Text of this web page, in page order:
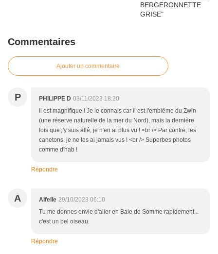
Commentaires
Ajouter un commentaire
P PHILIPPE D 03/11/2023 18:20
Il est magnifique ! Je le connais car il est l'emblême du Zwin
(une réserve naturelle de la mer du Nord), mais la dernière
fois que j'y suis allé, je n'en ai plus vu ! <br /> Par contre, les
canetons, je ne les ai jamais vus ! <br /> Superbes photos
comme d'hab !
Répondre
A Aifelle 29/10/2023 06:10
Tu me donnes envie d'aller en Baie de Somme rapidement ..
c'est un bel oiseau.
Répondre